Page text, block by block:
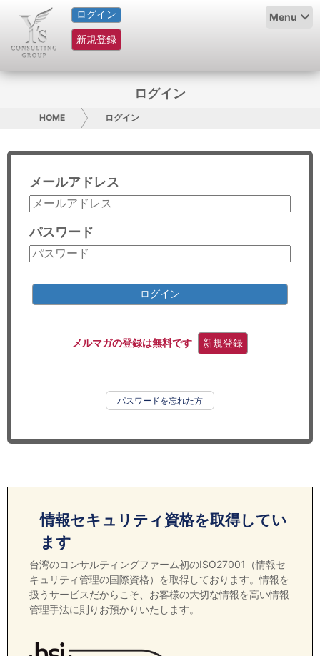
ログイン
新規登録
Menu
HOME
サービス紹介
グループ概要
採用情報
お問い合わせ
コンサルティング
リサーチ
ログイン
HOME ログイン
メールアドレス
パスワード
ログイン
メルマガの登録は無料です 新規登録
パスワードを忘れた方
情報セキュリティ資格を取得してい
ます
台湾のコンサルティングファーム初のISO27001（情報セ
キュリティ管理の国際資格）を取得しております。情報を
扱うサービスだからこそ、お客様の大切な情報を高い情報
管理手法に則りお預かりいたします。